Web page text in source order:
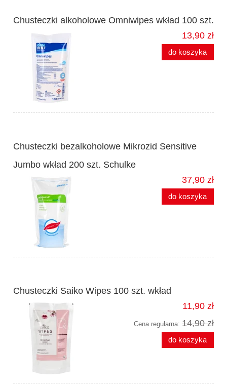
Chusteczki alkoholowe Omniwipes wkład 100 szt.
13,90 zł
do koszyka
Chusteczki bezalkoholowe Mikrozid Sensitive
Jumbo wkład 200 szt. Schulke
37,90 zł
do koszyka
Chusteczki Saiko Wipes 100 szt. wkład
11,90 zł
Cena regularna: 14,90 zł
do koszyka